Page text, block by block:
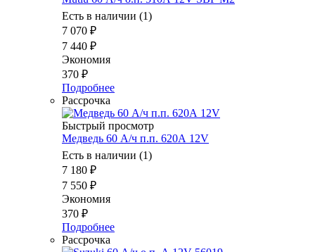
Есть в наличии (1)
7 070 ₽
7 440 ₽
Экономия
370 ₽
Подробнее
Рассрочка
Быстрый просмотр
Медведь 60 А/ч п.п. 620А 12V
Есть в наличии (1)
7 180 ₽
7 550 ₽
Экономия
370 ₽
Подробнее
Рассрочка